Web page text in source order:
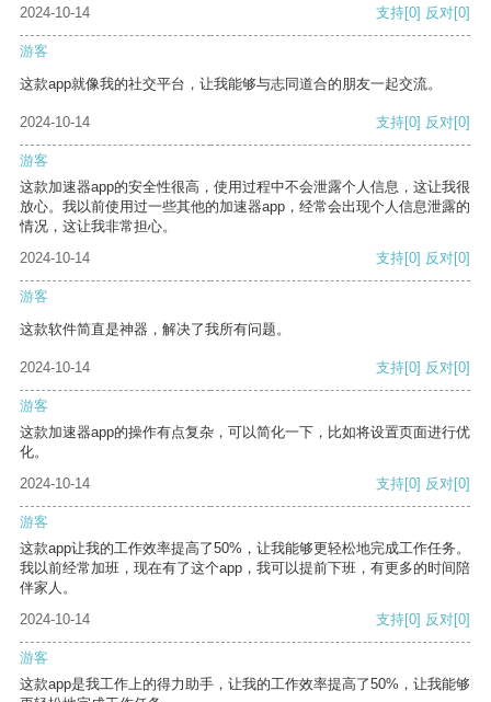
2024-10-14
支持[0] 反对[0]
游客
这款app就像我的社交平台，让我能够与志同道合的朋友一起交流。
2024-10-14 支持[0] 反对[0]
游客
这款加速器app的安全性很高，使用过程中不会泄露个人信息，这让我很
放心。我以前使用过一些其他的加速器app，经常会出现个人信息泄露的
情况，这让我非常担心。
2024-10-14
支持[0] 反对[0]
游客
这款软件简直是神器，解决了我所有问题。
2024-10-14 支持[0] 反对[0]
游客
这款加速器app的操作有点复杂，可以简化一下，比如将设置页面进行优
化。
2024-10-14
支持[0] 反对[0]
游客
这款app让我的工作效率提高了50%，让我能够更轻松地完成工作任务。
我以前经常加班，现在有了这个app，我可以提前下班，有更多的时间陪
伴家人。
2024-10-14
支持[0] 反对[0]
游客
这款app是我工作上的得力助手，让我的工作效率提高了50%，让我能够